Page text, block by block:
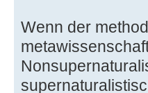
Wenn der